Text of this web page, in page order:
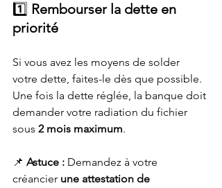
1️⃣ Rembourser la dette en
priorité
Si vous avez les moyens de solder
votre dette, faites-le dès que possible.
Une fois la dette réglée, la banque doit
demander votre radiation du fichier
sous 2 mois maximum.
📌 Astuce : Demandez à votre
créancier une attestation de